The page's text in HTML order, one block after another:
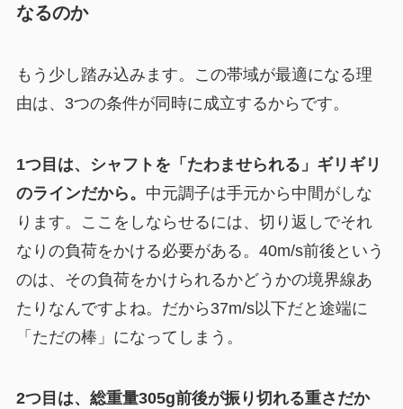
なるのか
もう少し踏み込みます。この帯域が最適になる理
由は、3つの条件が同時に成立するからです。
1つ目は、シャフトを「たわませられる」ギリギリ
のラインだから。 中元調子は手元から中間がしな
ります。ここをしならせるには、切り返しでそれ
なりの負荷をかける必要がある。40m/s前後という
のは、その負荷をかけられるかどうかの境界線あ
たりなんですよね。だから37m/s以下だと途端に
「ただの棒」になってしまう。
2つ目は、総重量305g前後が振り切れる重さだか